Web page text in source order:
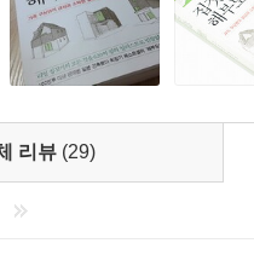
분에 가족과 소박한 일상을
통과 현대를 아우르는 개성
리뷰 (29)